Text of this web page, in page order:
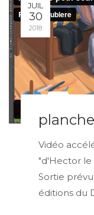
JUIL
30
2018
Vidéo
"d'Hector le
Sortie
éditions du